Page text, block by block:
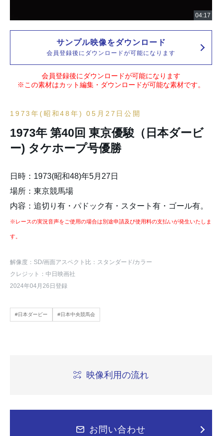
サンプル映像をダウンロード
会員登録後にダウンロードが可能になります
会員登録後にダウンロードが可能になります
※この素材はカット編集・ダウンロードが可能な素材です。
1973年(昭和48年) 05月27日公開
1973年 第40回 東京優駿（日本ダービ
ー) タケホープ号優勝
日時：1973(昭和48)年5月27日
場所：東京競馬場
内容：追切り有・パドック有・スタート有・ゴール有。
※レースの実況音声をご使用の場合は別途申請及び使用料の支払いが発生いたしま
す。
解像度：SD/画面アスペクト比：スタンダード/カラー
クレジット：中日映画社
2024年04月26日登録
#日本ダービー #日本中央競馬会
映像利用の流れ
お問い合わせ